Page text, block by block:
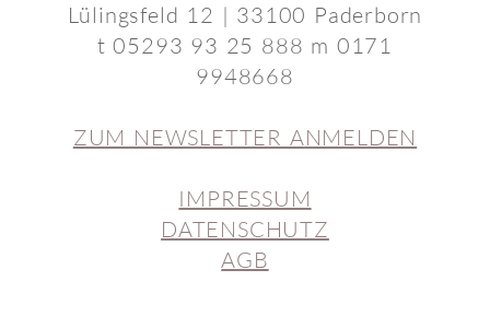
Lülingsfeld 12 | 33100 Paderborn
t 05293 93 25 888 m 0171
9948668
ZUM NEWSLETTER ANMELDEN
IMPRESSUM
DATENSCHUTZ
AGB